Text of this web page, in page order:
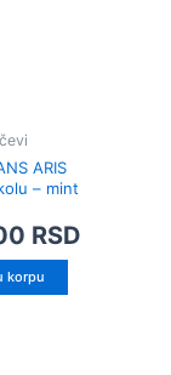
ARIS
– mint
RSD
korpu